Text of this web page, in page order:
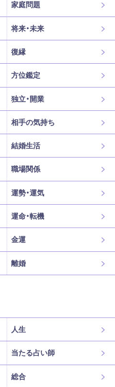
家庭問題
将来・未来
復縁
方位鑑定
独立・開業
相手の気持ち
結婚生活
職場関係
運勢・運気
運命・転機
金運
離婚
人生
当たる占い師
総合